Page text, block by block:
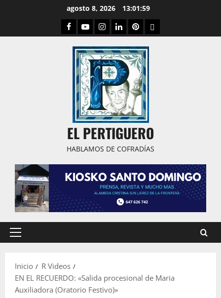
agosto 8, 2026 13:02:01
Facebook
YoutubeInstagram
LinkedPinterestDribbble
EL PERTIGUERO
HABLAMOS DE COFRADÍAS
Menú
Inicio
R Videos
EN EL RECUERDO: «Salida procesional de Maria
Auxiliadora (Oratorio Festivo)»